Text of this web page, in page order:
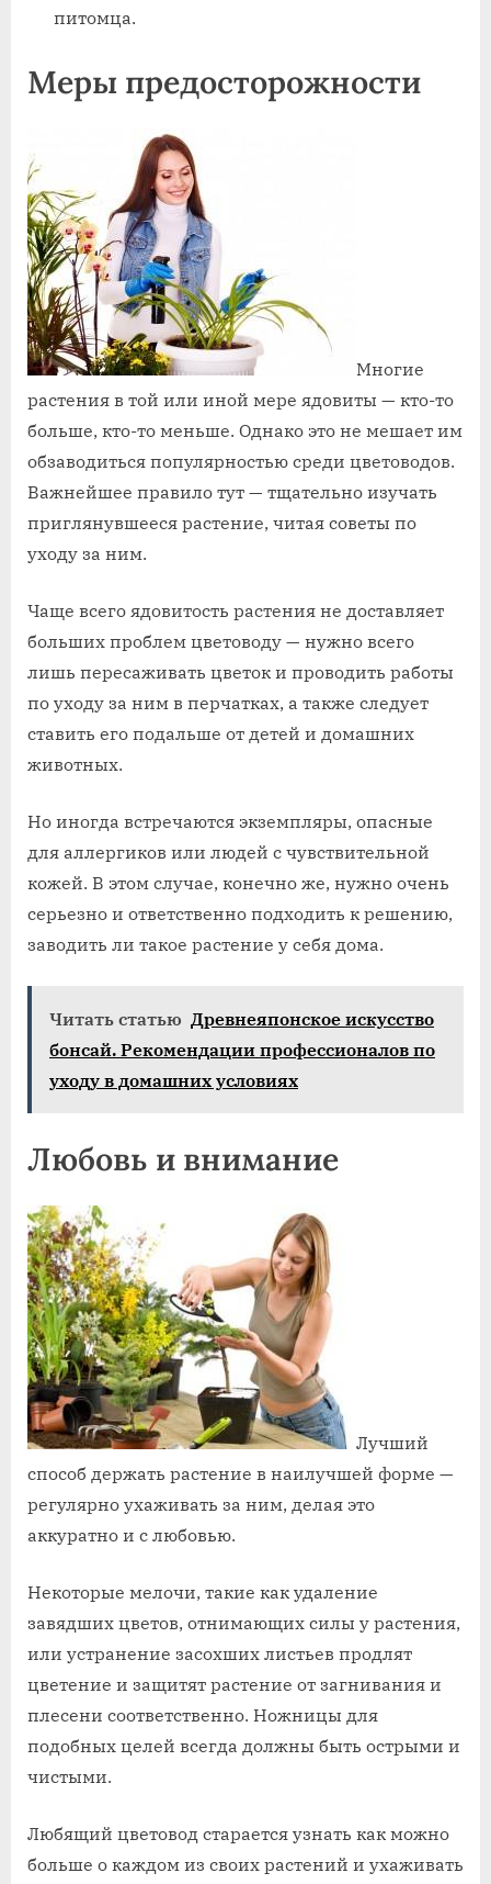
питомца.
Меры предосторожности
Многие
растения в той или иной мере ядовиты — кто-то
больше, кто-то меньше. Однако это не мешает им
обзаводиться популярностью среди цветоводов.
Важнейшее правило тут — тщательно изучать
приглянувшееся растение, читая советы по
уходу за ним.
Чаще всего ядовитость растения не доставляет
больших проблем цветоводу — нужно всего
лишь пересаживать цветок и проводить работы
по уходу за ним в перчатках, а также следует
ставить его подальше от детей и домашних
животных.
Но иногда встречаются экземпляры, опасные
для аллергиков или людей с чувствительной
кожей. В этом случае, конечно же, нужно очень
серьезно и ответственно подходить к решению,
заводить ли такое растение у себя дома.
Читать статью Древнеяпонское искусство
бонсай. Рекомендации профессионалов по
уходу в домашних условиях
Любовь и внимание
Лучший
способ держать растение в наилучшей форме —
регулярно ухаживать за ним, делая это
аккуратно и с любовью.
Некоторые мелочи, такие как удаление
завядших цветов, отнимающих силы у растения,
или устранение засохших листьев продлят
цветение и защитят растение от загнивания и
плесени соответственно. Ножницы для
подобных целей всегда должны быть острыми и
чистыми.
Любящий цветовод старается узнать как можно
больше о каждом из своих растений и ухаживать